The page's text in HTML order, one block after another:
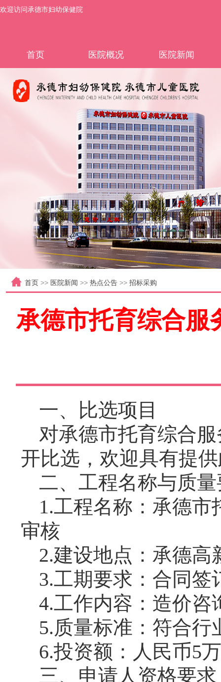
欢迎访问承德市妇幼保健院
首页 医院概况 医院新闻
首页 >> 医院新闻 >> 热点公告 >> 招标采购
承德市托育综合服
一、比选项目
对承德市托育综合
开比选，欢迎具有提
二、工程名称与质
1.工程名称：承德市
审核
2.建设地点：承德高
3.工期要求： 合同签
4.工作内容： 造价咨
5.质量标准：符合行
6.投资额：人民币5
三、申请人资格要